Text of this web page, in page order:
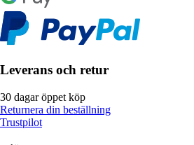
Leverans och retur
30 dagar öppet köp
Returnera din beställning
Trustpilot